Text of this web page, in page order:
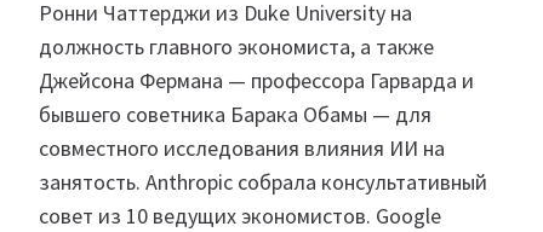
Ронни Чаттерджи из Duke University на
должность главного экономиста, а также
Джейсона Фермана — профессора Гарварда и
бывшего советника Барака Обамы — для
совместного исследования влияния ИИ на
занятость. Anthropic собрала консультативный
совет из 10 ведущих экономистов. Google